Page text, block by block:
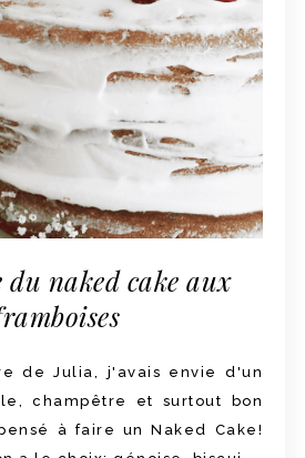
du naked cake aux
de Julia, j'avais envie d'un
champêtre et surtout bon
à faire un Naked Cake!